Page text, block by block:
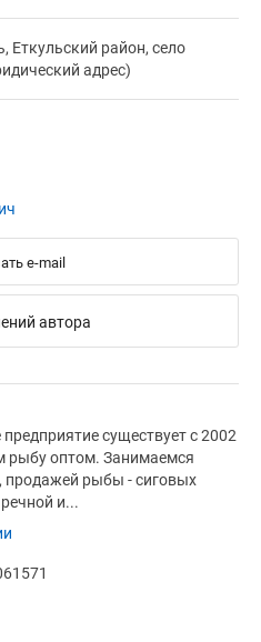
Еткульский район, село
адрес)
e-mail
автора
существует с 2002
рыбу оптом. Занимаемся
продажей рыбы - сиговых
и...